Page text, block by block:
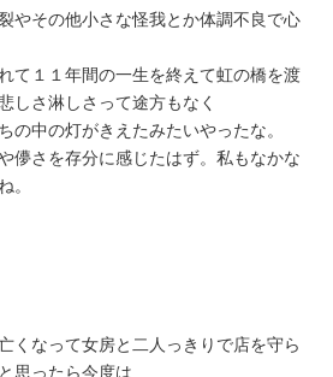
やその他小さな怪我とか体調不良で心
て１１年間の一生を終えて虹の橋を渡
しさ淋しさって途方もなく
の中の灯がきえたみたいやったな。
儚さを存分に感じたはず。私もなかな
。
くなって女房と二人っきりで店を守ら
思ったら今度は